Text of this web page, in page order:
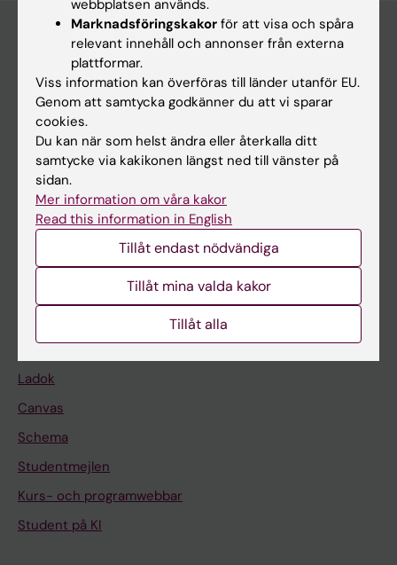
Huvudmeny
Utbildning
Forskarutbildning
Forskning
Om KI
Nyheter
Kalender
Ladok
Canvas
Schema
Studentmejlen
Kurs- och programwebbar
Student på KI
webbplatsen används.
Marknadsföringskakor för att visa och spåra
relevant innehåll och annonser från externa
plattformar.
Viss information kan överföras till länder utanför EU.
Genom att samtycka godkänner du att vi sparar
cookies.
Du kan när som helst ändra eller återkalla ditt
samtycke via kakikonen längst ned till vänster på
sidan.
Mer information om våra kakor
Read this information in English
Tillåt endast nödvändiga
Tillåt mina valda kakor
Tillåt alla